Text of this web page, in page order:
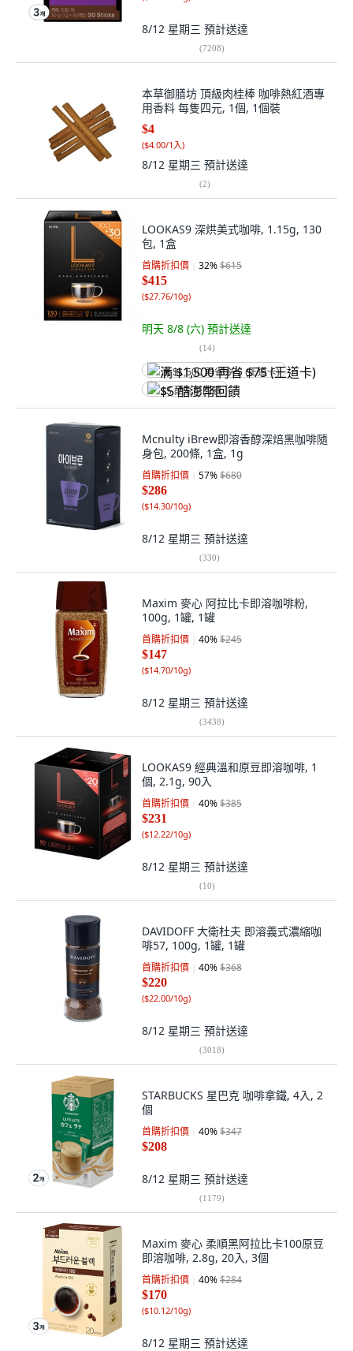
8/12 星期三 預計送達
(7208)
本草御膳坊 頂級肉桂棒 咖啡熱紅酒專
用香料 每隻四元, 1個, 1個裝
$4
($4.00/1入)
8/12 星期三 預計送達
(2)
LOOKAS9 深烘美式咖啡, 1.15g, 130
包, 1盒
首購折扣價 32%$615
$415
($27.76/10g)
明天 8/8 (六) 預計送達
(14)
满 $1,500 再省 $75 (王道卡)
$5 酷澎幣回饋
Mcnulty iBrew即溶香醇深焙黑咖啡隨
身包, 200條, 1盒, 1g
首購折扣價 57%$680
$286
($14.30/10g)
8/12 星期三 預計送達
(330)
Maxim 麥心 阿拉比卡即溶咖啡粉,
100g, 1罐, 1罐
首購折扣價 40%$245
$147
($14.70/10g)
8/12 星期三 預計送達
(3438)
LOOKAS9 經典溫和原豆即溶咖啡, 1
個, 2.1g, 90入
首購折扣價 40%$385
$231
($12.22/10g)
8/12 星期三 預計送達
(10)
DAVIDOFF 大衛杜夫 即溶義式濃縮咖
啡57, 100g, 1罐, 1罐
首購折扣價 40%$368
$220
($22.00/10g)
8/12 星期三 預計送達
(3018)
STARBUCKS 星巴克 咖啡拿鐵, 4入, 2
個
首購折扣價 40%$347
$208
8/12 星期三 預計送達
(1179)
Maxim 麥心 柔順黑阿拉比卡100原豆
即溶咖啡, 2.8g, 20入, 3個
首購折扣價 40%$284
$170
($10.12/10g)
8/12 星期三 預計送達